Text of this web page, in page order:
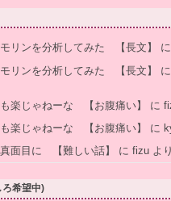
リンを分析してみた 【長文】 に
リンを分析してみた 【長文】
に
楽じゃねーな 【お腹痛い】
に
楽じゃねーな 【お腹痛い】
に
面目に 【難しい話】
に fizu より
ろ希望中)